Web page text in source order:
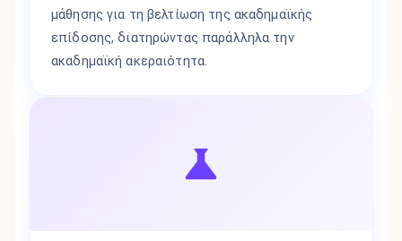
μάθησης για τη βελτίωση της ακαδημαϊκής
επίδοσης, διατηρώντας παράλληλα την
ακαδημαϊκή ακεραιότητα.